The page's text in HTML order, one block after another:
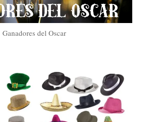
Ganadores del Oscar